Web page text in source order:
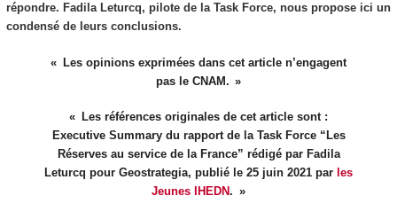
répondre. Fadila Leturcq, pilote de la Task Force, nous propose ici un
condensé de leurs conclusions.
Les opinions exprimées dans cet article n’engagent
pas le CNAM.
Les références originales de cet article sont :
Executive Summary du rapport de la Task Force “Les
Réserves au service de la France” rédigé par Fadila
Leturcq pour Geostrategia, publié le 25 juin 2021 par les
Jeunes IHEDN.